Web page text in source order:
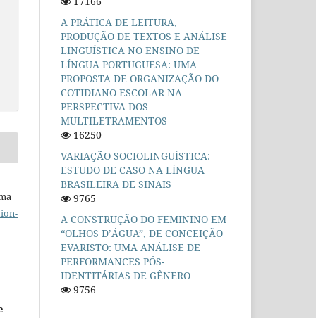
A PRÁTICA DE LEITURA,
PRODUÇÃO DE TEXTOS E ANÁLISE
LINGUÍSTICA NO ENSINO DE
LÍNGUA PORTUGUESA: UMA
PROPOSTA DE ORGANIZAÇÃO DO
COTIDIANO ESCOLAR NA
PERSPECTIVA DOS
MULTILETRAMENTOS
16250
VARIAÇÃO SOCIOLINGUÍSTICA:
ESTUDO DE CASO NA LÍNGUA
BRASILEIRA DE SINAIS
9765
A CONSTRUÇÃO DO FEMININO EM
“OLHOS D’ÁGUA”, DE CONCEIÇÃO
EVARISTO: UMA ANÁLISE DE
PERFORMANCES PÓS-
IDENTITÁRIAS DE GÊNERO
9756